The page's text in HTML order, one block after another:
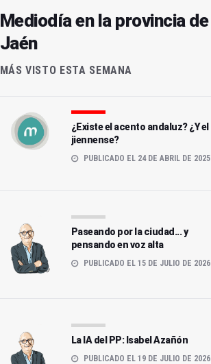
Mediodía en la provincia de
Jaén
MÁS VISTO ESTA SEMANA
¿Existe el acento andaluz? ¿Y el
jiennense?
PUBLICADO EL 24 DE ABRIL DE 2025
Paseando por la ciudad... y
pensando en voz alta
PUBLICADO EL 15 DE JULIO DE 2026
La IA del PP: Isabel Azañón
PUBLICADO EL 19 DE JULIO DE 2026